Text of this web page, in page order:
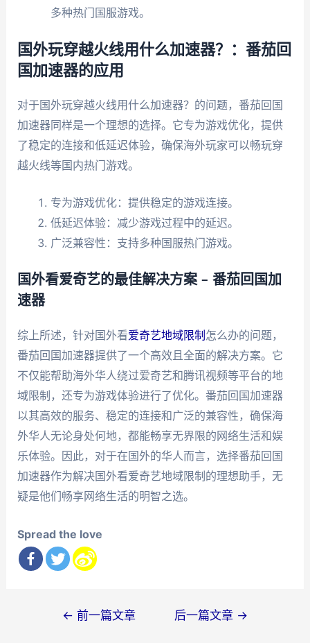
多种热门国服游戏。
国外玩穿越火线用什么加速器？：番茄回
国加速器的应用
对于国外玩穿越火线用什么加速器？的问题，番茄回国
加速器同样是一个理想的选择。它专为游戏优化，提供
了稳定的连接和低延迟体验，确保海外玩家可以畅玩穿
越火线等国内热门游戏。
专为游戏优化：提供稳定的游戏连接。
低延迟体验：减少游戏过程中的延迟。
广泛兼容性：支持多种国服热门游戏。
国外看爱奇艺的最佳解决方案 – 番茄回国加
速器
综上所述，针对国外看爱奇艺地域限制 怎么办的问题，
番茄回国加速器提供了一个高效且全面的解决方案。它
不仅能帮助海外华人绕过爱奇艺和腾讯视频等平台的地
域限制，还专为游戏体验进行了优化。番茄回国加速器
以其高效的服务、稳定的连接和广泛的兼容性，确保海
外华人无论身处何地，都能畅享无界限的网络生活和娱
乐体验。因此，对于在国外的华人而言，选择番茄回国
加速器作为解决国外看爱奇艺地域限制的理想助手，无
疑是他们畅享网络生活的明智之选。
Spread the love
← 前一篇文章 后一篇文章 →